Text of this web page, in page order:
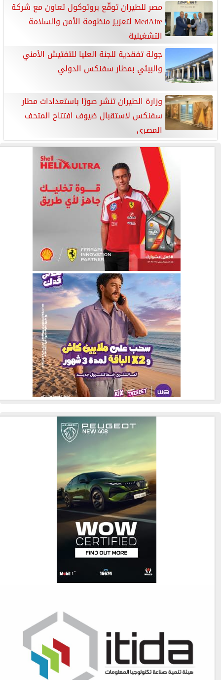
مصر للطيران توقّع بروتوكول تعاون مع شركة
MedAire لتعزيز منظومة الأمن والسلامة
التشغيلية
جولة تفقدية للجنة العليا للتفتيش الأمني
والبيئي بمطار سفنكس الدولي
وزارة الطيران تنشر صورًا باستعدادات مطار
سفنكس لاستقبال ضيوف افتتاح المتحف
المصري